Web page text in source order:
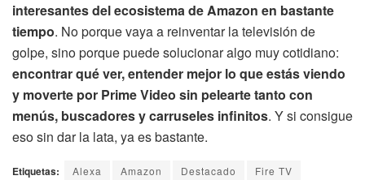
interesantes del ecosistema de Amazon en bastante
tiempo. No porque vaya a reinventar la televisión de
golpe, sino porque puede solucionar algo muy cotidiano:
encontrar qué ver, entender mejor lo que estás viendo
y moverte por Prime Video sin pelearte tanto con
menús, buscadores y carruseles infinitos. Y si consigue
eso sin dar la lata, ya es bastante.
Etiquetas: Alexa Amazon Destacado
Fire TV